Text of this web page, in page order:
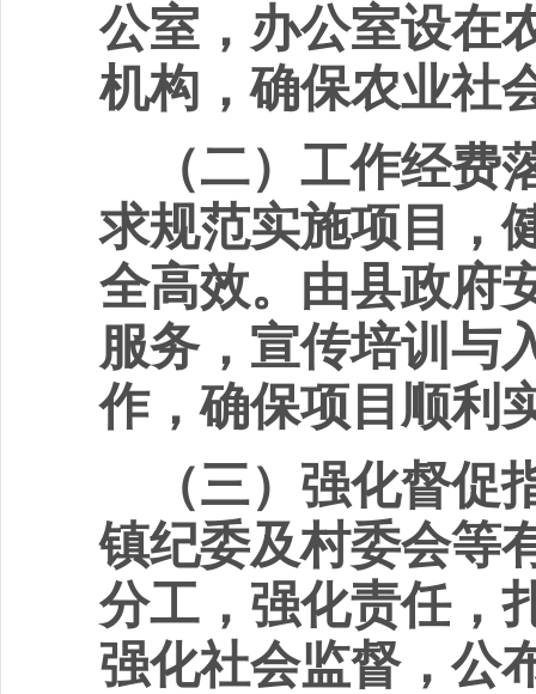
公室，办公室设在
机构，确保农业社
（二）工作经费
求规范实施项目，
全高效。由县政府
服务，宣传培训与
作，确保项目顺利
（三）强化督促
镇纪委及村委会等
分工，强化责任，
强化社会监督，公